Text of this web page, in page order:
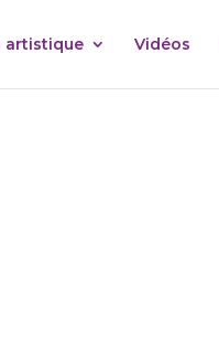
artistique Vidéos